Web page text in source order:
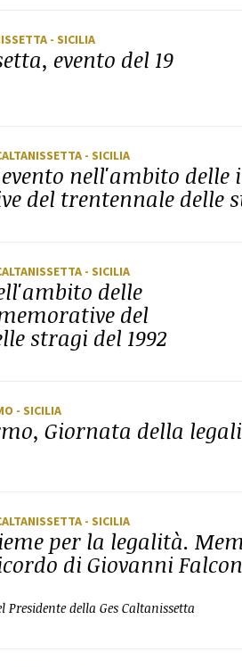
- SICILIA
evento del 19
- SICILIA
nell'ambito delle
del trentennale delle
- SICILIA
delle
del
stragi del 1992
- SICILIA
Giornata della
- SICILIA
per la legalità.
di Giovanni
della Ges Caltanissetta